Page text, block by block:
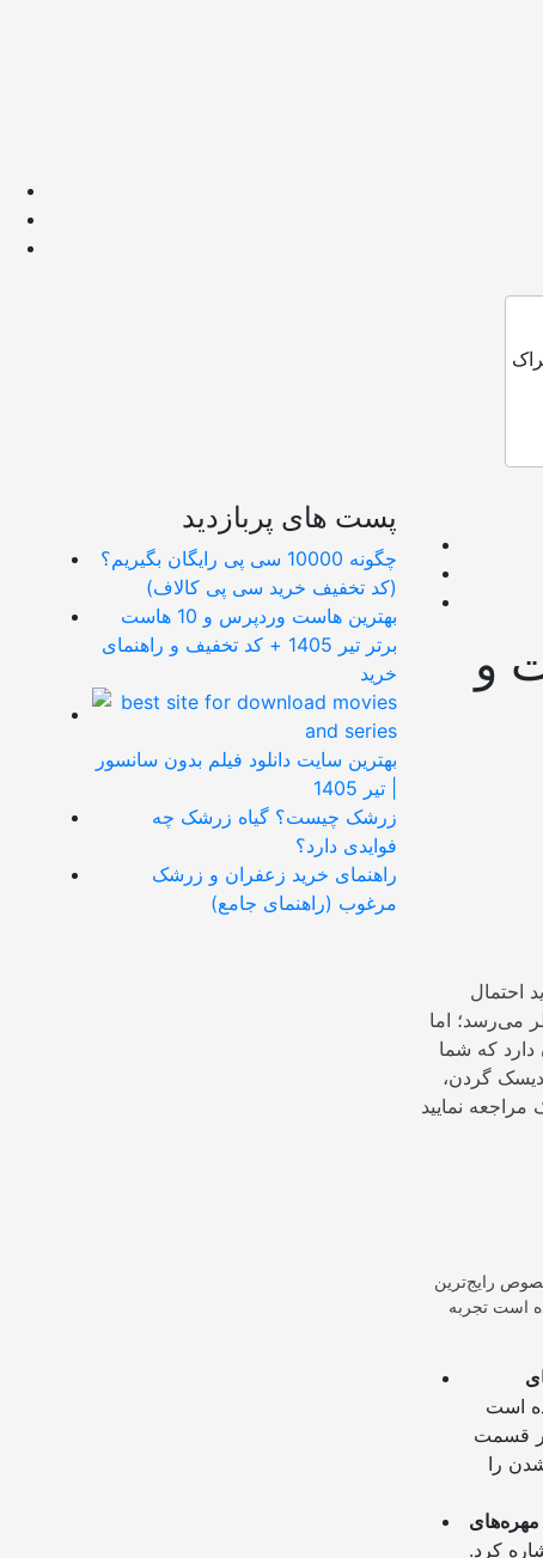
پست های پربازدید
چگونه 10000 سی پی رایگان بگیریم؟
(کد تخفیف خرید سی پی کالاف)
بهترین هاست وردپرس و 10 هاست
برتر تیر 1405 + کد تخفیف و راهنمای
خرید
بهترین سایت دانلود فیلم بدون سانسور
| تیر 1405
زرشک چیست؟ گیاه زرشک چه
فوایدی دارد؟
راهنمای خرید زعفران و زرشک
مرغوب (راهنمای جامع)
و
احتمال
می‌رسد؛ اما
که شما
دیسک گردن،
نمایید
رایج‌ترین
است تجربه
است
قسمت
را
کرد.